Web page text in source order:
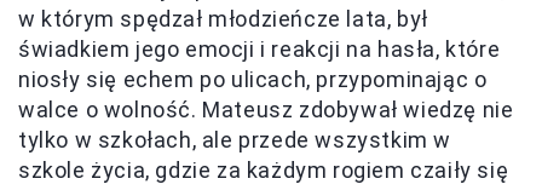
w którym spędzał młodzieńcze lata, był
świadkiem jego emocji i reakcji na hasła, które
niosły się echem po ulicach, przypominając o
walce o wolność. Mateusz zdobywał wiedzę nie
tylko w szkołach, ale przede wszystkim w
szkole życia, gdzie za każdym rogiem czaiły się